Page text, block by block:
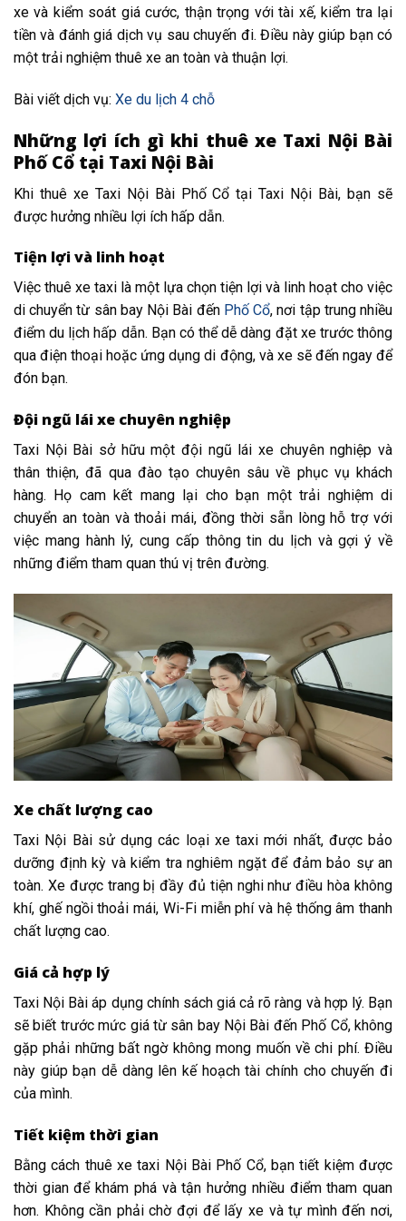
xe và kiểm soát giá cước, thận trọng với tài xế, kiểm tra lại
tiền và đánh giá dịch vụ sau chuyến đi. Điều này giúp bạn có
một trải nghiệm thuê xe an toàn và thuận lợi.
Bài viết dịch vụ: Xe du lịch 4 chỗ
Những lợi ích gì khi thuê xe Taxi Nội Bài
Phố Cổ tại Taxi Nội Bài
Khi thuê xe Taxi Nội Bài Phố Cổ tại Taxi Nội Bài, bạn sẽ
được hưởng nhiều lợi ích hấp dẫn.
Tiện lợi và linh hoạt
Việc thuê xe taxi là một lựa chọn tiện lợi và linh hoạt cho việc
di chuyển từ sân bay Nội Bài đến Phố Cổ, nơi tập trung nhiều
điểm du lịch hấp dẫn. Bạn có thể dễ dàng đặt xe trước thông
qua điện thoại hoặc ứng dụng di động, và xe sẽ đến ngay để
đón bạn.
Đội ngũ lái xe chuyên nghiệp
Taxi Nội Bài sở hữu một đội ngũ lái xe chuyên nghiệp và
thân thiện, đã qua đào tạo chuyên sâu về phục vụ khách
hàng. Họ cam kết mang lại cho bạn một trải nghiệm di
chuyển an toàn và thoải mái, đồng thời sẵn lòng hỗ trợ với
việc mang hành lý, cung cấp thông tin du lịch và gợi ý về
những điểm tham quan thú vị trên đường.
Xe chất lượng cao
Taxi Nội Bài sử dụng các loại xe taxi mới nhất, được bảo
dưỡng định kỳ và kiểm tra nghiêm ngặt để đảm bảo sự an
toàn. Xe được trang bị đầy đủ tiện nghi như điều hòa không
khí, ghế ngồi thoải mái, Wi-Fi miễn phí và hệ thống âm thanh
chất lượng cao.
Giá cả hợp lý
Taxi Nội Bài áp dụng chính sách giá cả rõ ràng và hợp lý. Bạn
sẽ biết trước mức giá từ sân bay Nội Bài đến Phố Cổ, không
gặp phải những bất ngờ không mong muốn về chi phí. Điều
này giúp bạn dễ dàng lên kế hoạch tài chính cho chuyến đi
của mình.
Tiết kiệm thời gian
Bằng cách thuê xe taxi Nội Bài Phố Cổ, bạn tiết kiệm được
thời gian để khám phá và tận hưởng nhiều điểm tham quan
hơn. Không cần phải chờ đợi để lấy xe và tự mình đến nơi,